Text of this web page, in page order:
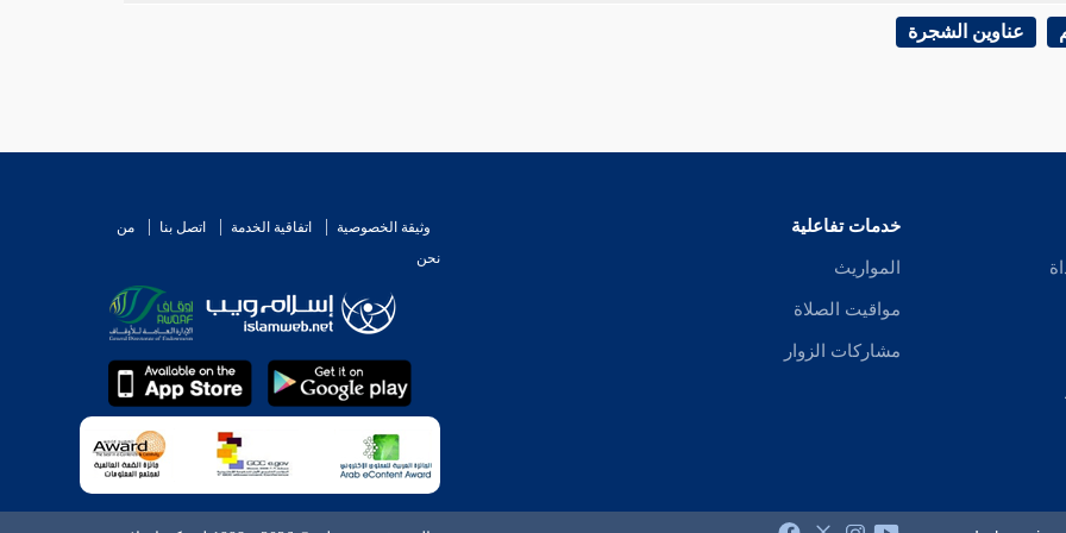
عناوين الشجرة
خدمات تفاعلية
المواريث
مواقيت الصلاة
مشاركات الزوار
وثيقة الخصوصية اتفاقية الخدمة اتصل بنا
من
نحن